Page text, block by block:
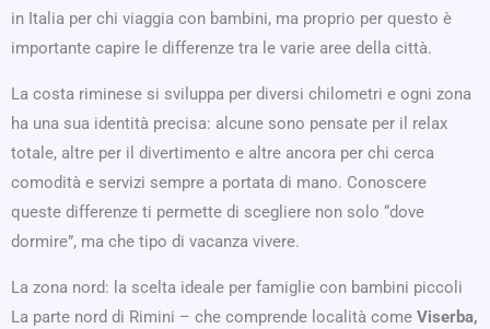
in Italia per chi viaggia con bambini, ma proprio per questo è
importante capire le differenze tra le varie aree della città.
La costa riminese si sviluppa per diversi chilometri e ogni zona
ha una sua identità precisa: alcune sono pensate per il relax
totale, altre per il divertimento e altre ancora per chi cerca
comodità e servizi sempre a portata di mano. Conoscere
queste differenze ti permette di scegliere non solo “dove
dormire”, ma che tipo di vacanza vivere.
La zona nord: la scelta ideale per famiglie con bambini piccoli
La parte nord di Rimini – che comprende località come Viserba,